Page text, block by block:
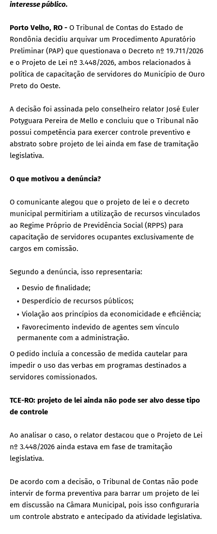
interesse público.
Porto Velho, RO - O Tribunal de Contas do Estado de
Rondônia decidiu arquivar um Procedimento Apuratório
Preliminar (PAP) que questionava o Decreto nº 19.711/2026
e o Projeto de Lei nº 3.448/2026, ambos relacionados à
política de capacitação de servidores do Município de Ouro
Preto do Oeste.
A decisão foi assinada pelo conselheiro relator José Euler
Potyguara Pereira de Mello e concluiu que o Tribunal não
possui competência para exercer controle preventivo e
abstrato sobre projeto de lei ainda em fase de tramitação
legislativa.
O que motivou a denúncia?
O comunicante alegou que o projeto de lei e o decreto
municipal permitiriam a utilização de recursos vinculados
ao Regime Próprio de Previdência Social (RPPS) para
capacitação de servidores ocupantes exclusivamente de
cargos em comissão.
Segundo a denúncia, isso representaria:
Desvio de finalidade;
Desperdício de recursos públicos;
Violação aos princípios da economicidade e eficiência;
Favorecimento indevido de agentes sem vínculo
permanente com a administração.
O pedido incluía a concessão de medida cautelar para
impedir o uso das verbas em programas destinados a
servidores comissionados.
TCE-RO: projeto de lei ainda não pode ser alvo desse tipo
de controle
Ao analisar o caso, o relator destacou que o Projeto de Lei
nº 3.448/2026 ainda estava em fase de tramitação
legislativa.
De acordo com a decisão, o Tribunal de Contas não pode
intervir de forma preventiva para barrar um projeto de lei
em discussão na Câmara Municipal, pois isso configuraria
um controle abstrato e antecipado da atividade legislativa.